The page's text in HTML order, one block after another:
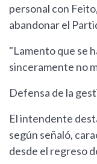
personal con
abandonar el
"Lamento que se
sinceramente no
Defensa de la
El intendente
según señaló,
desde el regreso